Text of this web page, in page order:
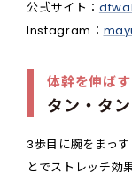
公式サイト：
Instagram：
体幹を伸ばす
タン・タ
3歩目に腕をまっ
とでストレッチ効